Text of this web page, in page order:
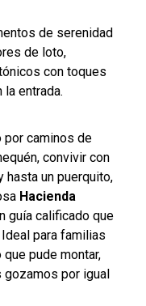
de serenidad
de loto,
con toques
entrada.
por caminos de
convivir con
hasta un puerquito,
Hacienda
guía calificado que
para familias
pude montar,
gozamos por igual